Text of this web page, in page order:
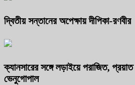
দ্বিতীয় সন্তানের অপেক্ষায় দীপিকা-রণবীর
ক্যানসারের সঙ্গে লড়াইয়ে পরাজিত, প্রয়াত
ভেনুগোপাল